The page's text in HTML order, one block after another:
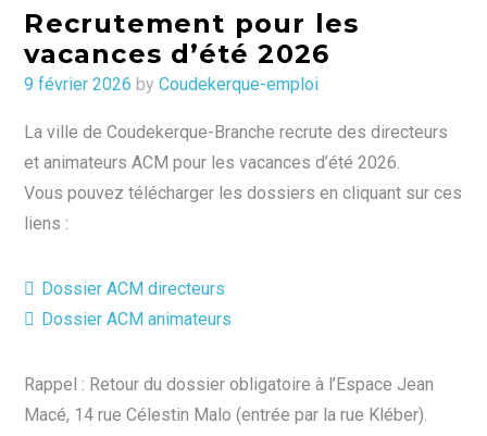
Recrutement pour les
vacances d’été 2026
Posted
9 février 2026 byCoudekerque-emploi
La ville de Coudekerque-Branche recrute des directeurs
et animateurs ACM pour les vacances d’été 2026.
Vous pouvez télécharger les dossiers en cliquant sur ces
liens :
Dossier ACM directeurs
Dossier ACM animateurs
Rappel : Retour du dossier obligatoire à l’Espace Jean
Macé, 14 rue Célestin Malo (entrée par la rue Kléber).